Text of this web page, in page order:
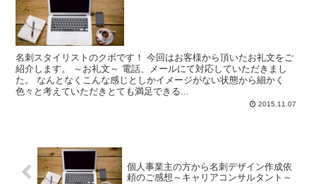
名刺スタイリストのクボです！ 今回はお客様から頂いたお礼文をご
紹介します。 ～お礼文～ 電話、メールにて対応していただきまし
た。 なんとなくこんな感じとしかイメージがない状態から細かく
色々と考えていただきとても満足できる...
2015.11.07
個人事業主の方から名刺デザイン作成依
頼のご感想～キャリアコンサルタント～